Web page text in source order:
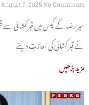
August 7, 2026 No Comments
میر رضا کے کیس میں قبر کشائی
نے قبر کشائی کی اجازت دینے
مزید پڑھیں